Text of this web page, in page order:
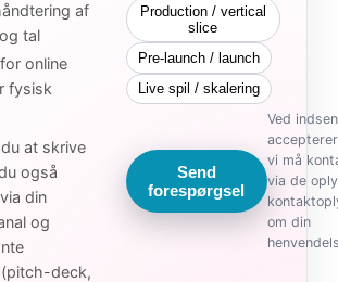
af
tal
online
fysisk
at skrive
også
din
og
deck,
Production / vertical
slice
Pre-launch / launch
Live spil / skalering
Send
forespørgsel
Ved
vi må
via de
om din